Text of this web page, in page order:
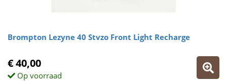
Brompton Lezyne 40 Stvzo Front Light Recharge
€ 40,00
Op voorraad